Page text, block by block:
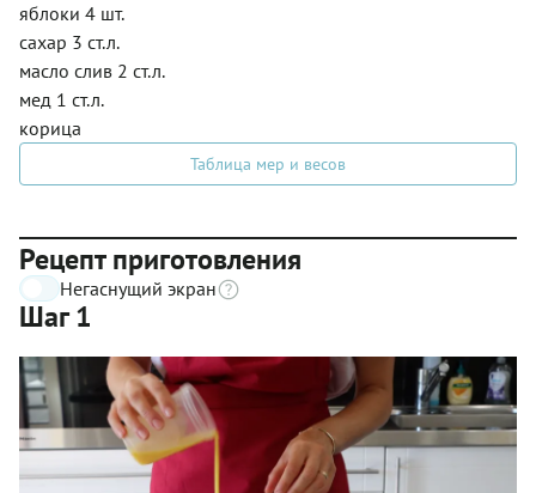
яблоки 4 шт.
сахар 3 ст.л.
масло слив 2 ст.л.
мед 1 ст.л.
корица
Таблица мер и весов
Рецепт приготовления
Негаснущий экран
Шаг 1